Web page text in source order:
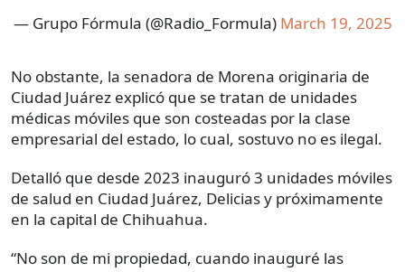
— Grupo Fórmula (@Radio_Formula) March 19, 2025
No obstante, la senadora de Morena originaria de
Ciudad Juárez explicó que se tratan de unidades
médicas móviles que son costeadas por la clase
empresarial del estado, lo cual, sostuvo no es ilegal.
Detalló que desde 2023 inauguró 3 unidades móviles
de salud en Ciudad Juárez, Delicias y próximamente
en la capital de Chihuahua.
“No son de mi propiedad, cuando inauguré las